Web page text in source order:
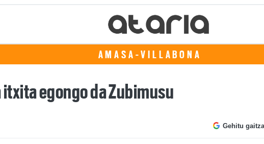
AMASA-VILLABONA
egongo da Zubimusu
Gehitu